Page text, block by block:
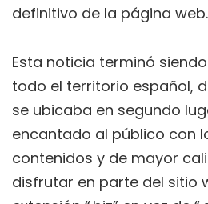
definitivo de la página web.
Esta noticia terminó
todo el territorio español,
se ubicaba en segundo
encantado al público con
contenidos y de mayor
disfrutar en parte del sitio